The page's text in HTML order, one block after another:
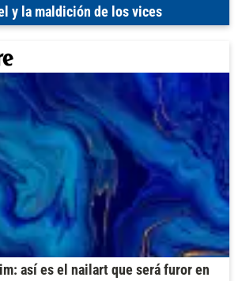
y la maldición de los vices
así es el nailart que será furor en